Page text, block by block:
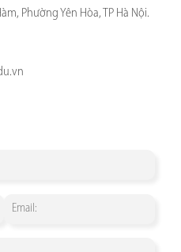
Phường Yên Hòa, TP Hà Nội.